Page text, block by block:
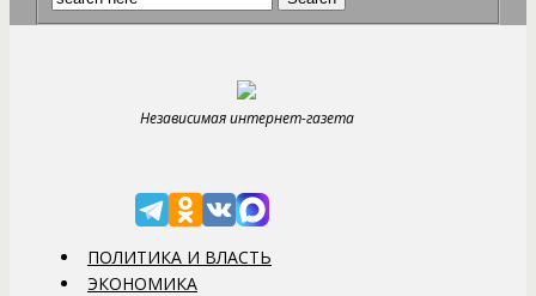
Независимая интернет-газета
ПОЛИТИКА И ВЛАСТЬ
ЭКОНОМИКА